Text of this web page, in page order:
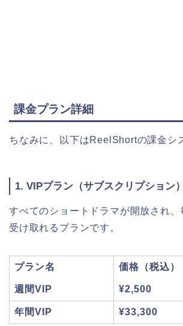
課金プラン詳細
ちなみに、以下はReelShortの課金シ
1. VIPプラン（サブスクリプション）
すべてのショートドラマが開放され
受け取れるプランです。
プラン名 価格（税込）
週間VIP ¥2,500
年間VIP ¥33,300